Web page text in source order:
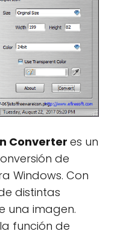
Converter es un
de
Windows. Con
distintas
una imagen.
función de